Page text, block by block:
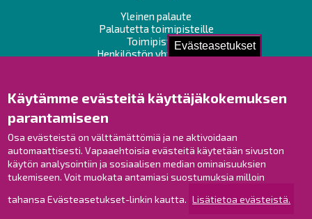
Evästeasetukset
Käytämme evästeitä käyttäjäkokemuksen
parantamiseen
Osa evästeistä on välttämättömiä ja ne aktivoidaan
automaattisesti. Vapaaehtoisia evästeitä käytetään sivuston
käytön analysointiin ja sosiaalisen median ominaisuuksien
tukemiseen. Voit muokata antamiasi suostumuksia milloin
tahansa Evästeasetukset-linkin kautta. Lisätietoa evästeistä.
Yleinen palaute
Palautetta toimipisteille
Toimipisteet
Henkilöstön yhteystiedot
Raahe Facebookissa
Raahe Instagramissa
Raahe LinkedInissä
Raahe YouTubessa